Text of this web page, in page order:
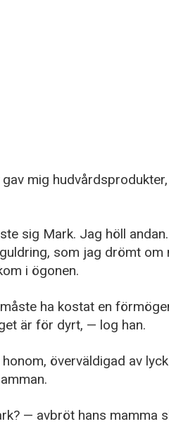
mig
sig Mark. Jag höll
som jag drömt
i ögonen.
ha kostat en
är för dyrt, — log han.
överväldigad av
— avbröt hans mamma